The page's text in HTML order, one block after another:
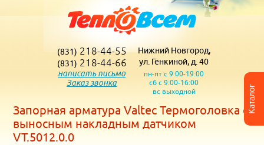
Каталог
(831) 218-44-55
(831) 218-44-66
написать письмо
Заказ звонка
Нижний Новгород,
ул. Генкиной, д. 40
пн-пт с 9:00-19:00
сб с 9:00-16:00
вс выходной
Запорная арматура Valtec Термоголовка с
выносным накладным датчиком
VT.5012.0.0